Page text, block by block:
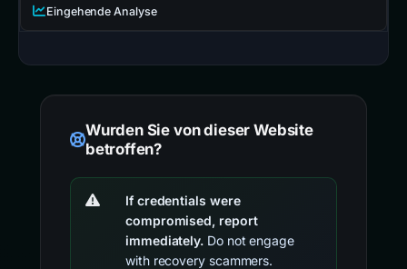
Eingehende Analyse
Wurden Sie von dieser Website
betroffen?
If credentials were
compromised, report
immediately. Do not engage
with recovery scammers.